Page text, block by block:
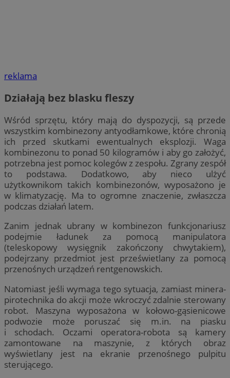
reklama
Działają bez blasku fleszy
Wśród sprzętu, który mają do dyspozycji, są przede
wszystkim kombinezony antyodłamkowe, które chronią
ich przed skutkami ewentualnych eksplozji. Waga
kombinezonu to ponad 50 kilogramów i aby go założyć,
potrzebna jest pomoc kolegów z zespołu. Zgrany zespół
to podstawa. Dodatkowo, aby nieco ulżyć
użytkownikom takich kombinezonów, wyposażono je
w klimatyzację. Ma to ogromne znaczenie, zwłaszcza
podczas działań latem.
Zanim jednak ubrany w kombinezon funkcjonariusz
podejmie ładunek za pomocą manipulatora
(teleskopowy wysięgnik zakończony chwytakiem),
podejrzany przedmiot jest prześwietlany za pomocą
przenośnych urządzeń rentgenowskich.
Natomiast jeśli wymaga tego sytuacja, zamiast minera-
pirotechnika do akcji może wkroczyć zdalnie sterowany
robot. Maszyna wyposażona w kołowo-gąsienicowe
podwozie może poruszać się m.in. na piasku
i schodach. Oczami operatora-robota są kamery
zamontowane na maszynie, z których obraz
wyświetlany jest na ekranie przenośnego pulpitu
sterującego.